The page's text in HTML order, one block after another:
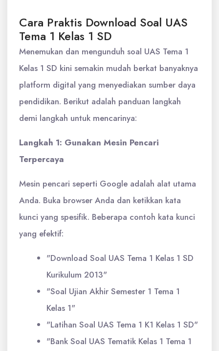
Cara Praktis Download Soal UAS
Tema 1 Kelas 1 SD
Menemukan dan mengunduh soal UAS Tema 1
Kelas 1 SD kini semakin mudah berkat banyaknya
platform digital yang menyediakan sumber daya
pendidikan. Berikut adalah panduan langkah
demi langkah untuk mencarinya:
Langkah 1: Gunakan Mesin Pencari
Terpercaya
Mesin pencari seperti Google adalah alat utama
Anda. Buka browser Anda dan ketikkan kata
kunci yang spesifik. Beberapa contoh kata kunci
yang efektif:
"Download Soal UAS Tema 1 Kelas 1 SD
Kurikulum 2013"
"Soal Ujian Akhir Semester 1 Tema 1
Kelas 1"
"Latihan Soal UAS Tema 1 K1 Kelas 1 SD"
"Bank Soal UAS Tematik Kelas 1 Tema 1